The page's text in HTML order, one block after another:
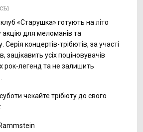
«Старушка» готують на літо
для меломанів та
Серія концертів-трібютів, за участі
зацікавить усіх поціновувачів
рок-легенд та не залишить
чекайте трібюту до свого